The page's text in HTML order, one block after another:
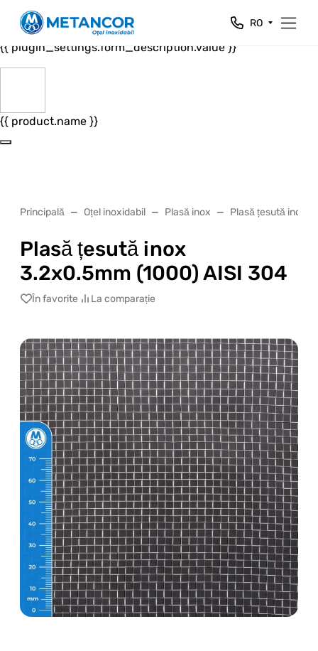
Close
{{ plugin_settings.form_header.value }}
{{ plugin_settings.form_description.value }}
{{ product.name }}
RO
Principală Oțel inoxidabil Plasă inox Plasă țesută inox
Plasă țesută inox
3.2x0.5mm (1000) AISI 304
În favorite La comparație